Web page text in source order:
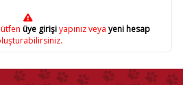
üye girişiyapınız veya yeni hesap